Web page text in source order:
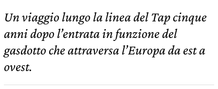
Un viaggio lungo la linea del Tap cinque
anni dopo l’entrata in funzione del
gasdotto che attraversa l’Europa da est a
ovest.